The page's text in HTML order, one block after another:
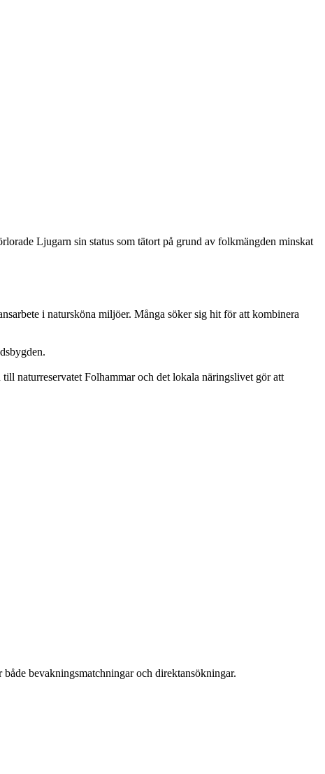
Ljugarn sin status som tätort på grund av folkmängden minskat
i natursköna miljöer. Många söker sig hit för att kombinera
naturreservatet Folhammar och det lokala näringslivet gör att
bevakningsmatchningar och direktansökningar.